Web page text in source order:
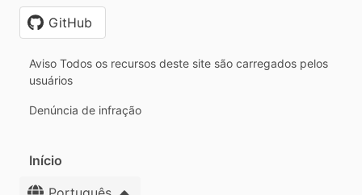
GitHub
Aviso Todos os recursos deste site são carregados pelos
usuários
Denúncia de infração
Início